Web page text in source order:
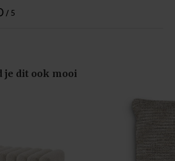
other information that you’ve
/ 5
dit ook mooi